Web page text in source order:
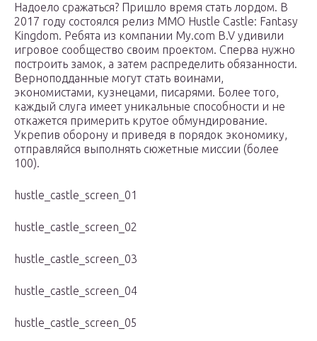
Надоело сражаться? Пришло время стать лордом. В
2017 году состоялся релиз ММО Hustle Castle: Fantasy
Kingdom. Ребята из компании My.com B.V удивили
игровое сообщество своим проектом. Сперва нужно
построить замок, а затем распределить обязанности.
Верноподданные могут стать воинами,
экономистами, кузнецами, писарями. Более того,
каждый слуга имеет уникальные способности и не
откажется примерить крутое обмундирование.
Укрепив оборону и приведя в порядок экономику,
отправляйся выполнять сюжетные миссии (более
100).
hustle_castle_screen_01
hustle_castle_screen_02
hustle_castle_screen_03
hustle_castle_screen_04
hustle_castle_screen_05